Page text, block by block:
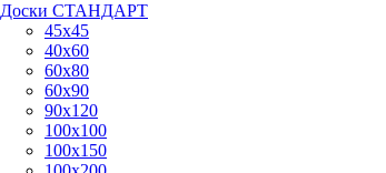
Доски СТАНДАРТ
45x45
40x60
60x80
60x90
90x120
100x100
100x150